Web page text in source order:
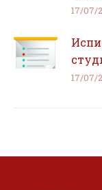
17/07/
17/07/